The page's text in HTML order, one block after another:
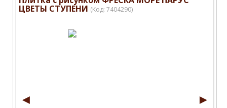
ЦВЕТЫ СТУПЕНИ (Код: 7404290)
◄ ►